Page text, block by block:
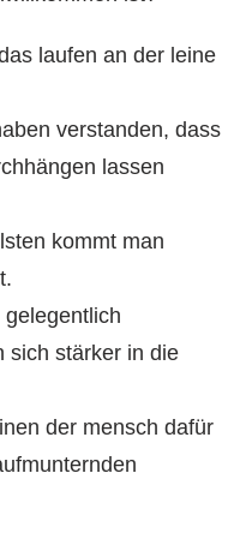
laufen an der leine
verstanden, dass
lassen
kommt man
sich stärker in die
der mensch dafür